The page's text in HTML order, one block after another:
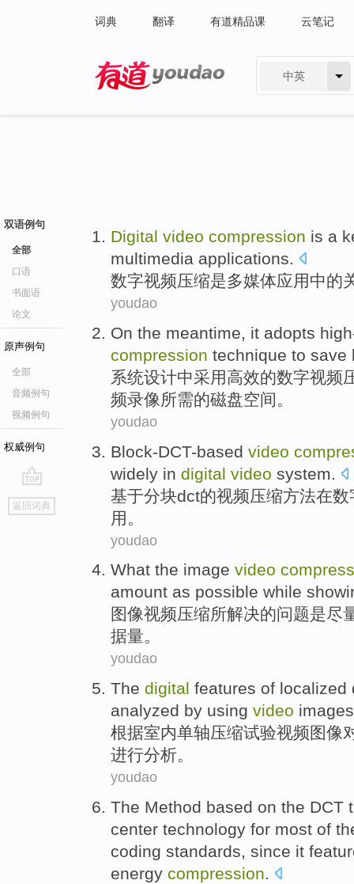
词典 翻译 有道精品课 云笔记
中英
双语例句
全部
口语
书面语
论文
原声例句
全部
音频例句
视频例句
权威例句
go
top
返回词典
Digital video compression is a
multimedia applications.
数字视频压缩是多媒体应用中的
youdao
On the meantime, it adopts
compression technique to save
系统设计中采用高效的数字视频
频录像所需的磁盘空间。
youdao
Block-DCT-based video
widely in digital video system.
基于分块dct的视频压缩方法在数
用 。
youdao
What the image video
amount as possible while
图像视频压缩所解决的问题是尽
据量。
youdao
The digital features of localized
analyzed by using video images
根据室内单轴压缩试验视频图像
进行分析。
youdao
The Method based on the DCT
center technology for most of
coding standards, since it
energy compression.